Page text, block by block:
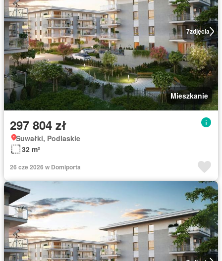
7zdjęcia
Mieszkanie
297 804 zł
Suwałki, Podlaskie
32 m²
26 cze 2026 w Domiporta